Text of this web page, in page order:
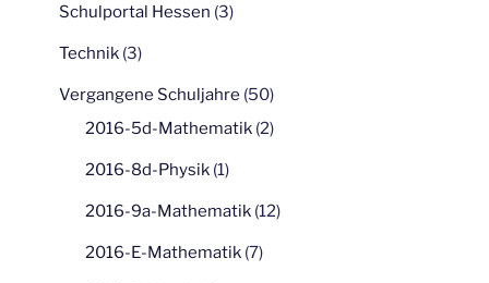
Schulportal Hessen (3)
Technik (3)
Vergangene Schuljahre (50)
2016-5d-Mathematik (2)
2016-8d-Physik (1)
2016-9a-Mathematik (12)
2016-E-Mathematik (7)